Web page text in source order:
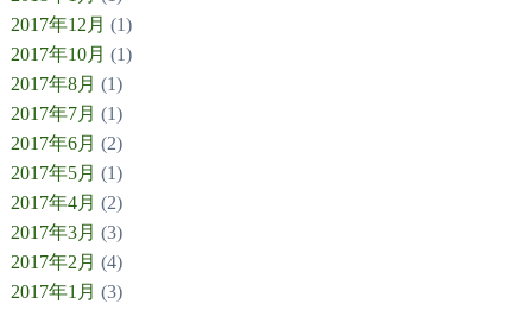
2017年12月 (1)
2017年10月 (1)
2017年8月 (1)
2017年7月 (1)
2017年6月 (2)
2017年5月 (1)
2017年4月 (2)
2017年3月 (3)
2017年2月 (4)
2017年1月 (3)